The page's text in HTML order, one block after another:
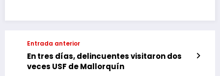
Entrada anterior
En tres días, delincuentes visitaron dos
veces USF de Mallorquín